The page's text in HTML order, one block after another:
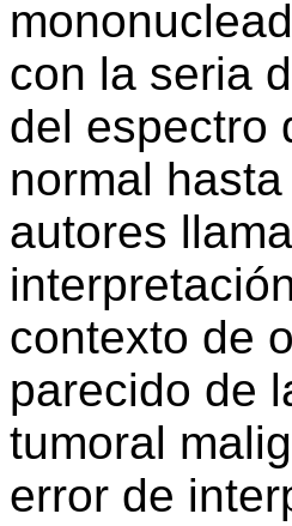
con la seria
del espectro
normal
autores
contexto de
parecido de
tumoral
error de